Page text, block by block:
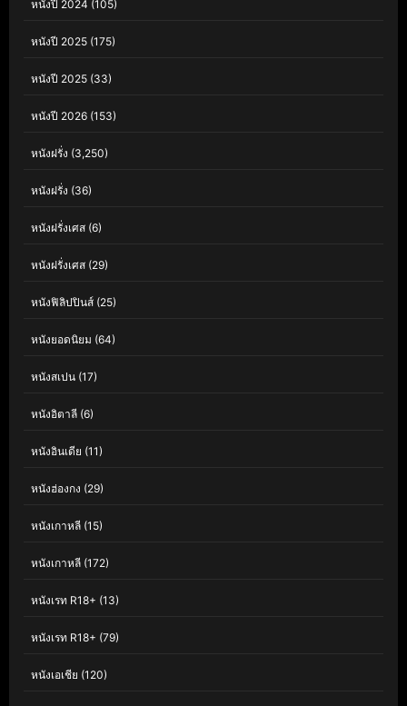
หนังปี 2024 (105)
หนังปี 2025 (175)
หนังปี 2025 (33)
หนังปี 2026 (153)
หนังฝรั่ง (3,250)
หนังฝรั่ง (36)
หนังฝรั่งเศส (6)
หนังฝรั่งเศส (29)
หนังฟิลิปปินส์ (25)
หนังยอดนิยม (64)
หนังสเปน (17)
หนังอิตาลี (6)
หนังอินเดีย (11)
หนังฮ่องกง (29)
หนังเกาหลี (15)
หนังเกาหลี (172)
หนังเรท R18+ (13)
หนังเรท R18+ (79)
หนังเอเชีย (120)